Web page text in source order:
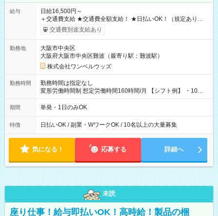
給与
日給16,500円～
＋交通費支給 ★交通費全額支給！ ★日払いOK！（規定あり） ┗
働いたその日に現金GET♪ お仕事後はコンビニATMから 日払
交通費別途支給あり
勤務地
大阪市中央区
大阪府大阪市中央区難波（最寄り駅：難波駅）
株式会社ワンベルウッズ
勤務時間
勤務時間は指定なし
変形労働時間制 想定労働時間160時間/月 【シフト例】 ・10：
00～20：00
期間 単発・1日のみOK
特徴 日払いOK / 副業・WワークOK / 10名以上の大量募集
気になる！ 応募する 詳細へ
未読
座り仕事！給与即払いOK！高時給！製品の梱